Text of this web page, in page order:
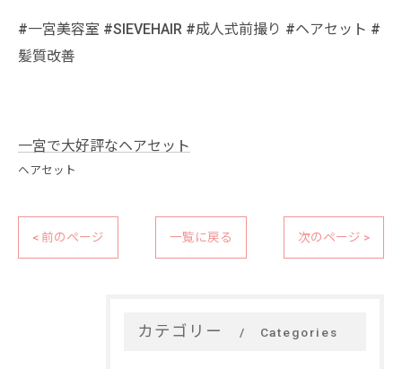
#一宮美容室 #SIEVEHAIR #成人式前撮り #ヘアセット #
髪質改善
一宮で大好評なヘアセット
ヘアセット
< 前のページ 一覧に戻る 次のページ >
カテゴリー Categories